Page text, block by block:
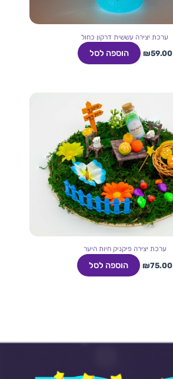
ערכת יצירה עששית דרקון כחול
₪59.00 הוספה לסל
ערכת יצירה פיקניק חיות היער
₪75.00 הוספה לסל